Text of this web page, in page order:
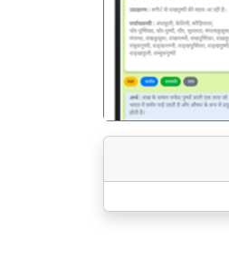
पिछला